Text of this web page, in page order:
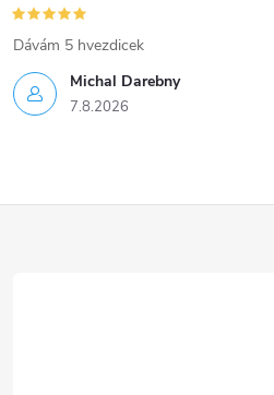
Michal Darebny
7.8.2026
Dávám 5 hvezdicek